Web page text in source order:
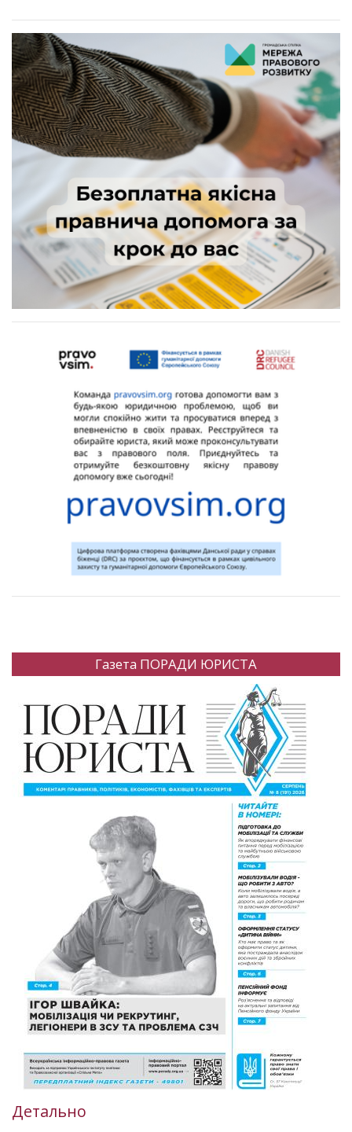
Газета ПОРАДИ ЮРИСТА
Детально